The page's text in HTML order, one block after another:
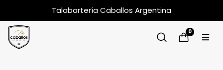
Talabartería Caballos Argentina
0